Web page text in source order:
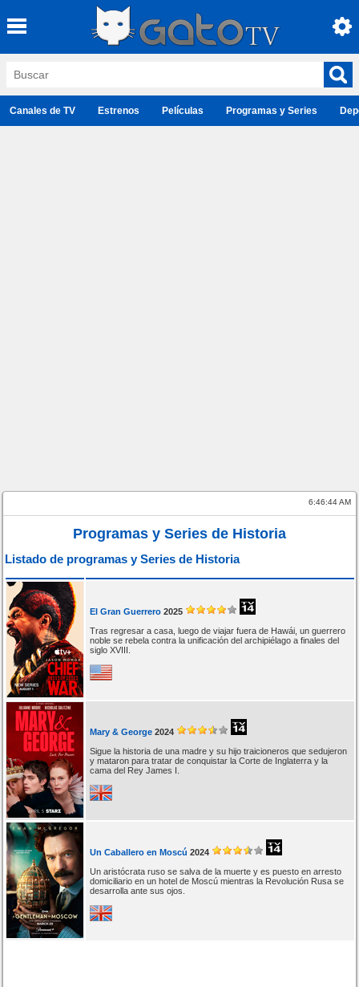
Canales de TV Estrenos Películas Programas y Series
6:46:44 AM
Programas y Series de Historia
Listado de programas y Series de Historia
El Gran Guerrero 2025
Tras regresar a casa, luego de viajar fuera de Hawái, un guerrero
noble se rebela contra la unificación del archipiélago a finales del
siglo XVIII.
Mary & George 2024
Sigue la historia de una madre y su hijo traicioneros que sedujeron
y mataron para tratar de conquistar la Corte de Inglaterra y la
cama del Rey James I.
Un Caballero en Moscú 2024
Un aristócrata ruso se salva de la muerte y es puesto en arresto
domiciliario en un hotel de Moscú mientras la Revolución Rusa se
desarrolla ante sus ojos.